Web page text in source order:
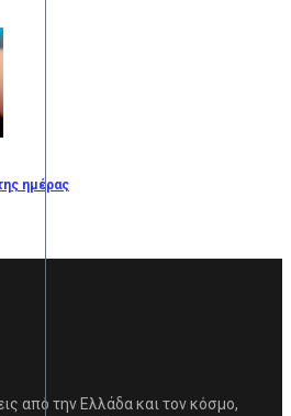
ημέρας
από την Ελλάδα και τον κόσμο,